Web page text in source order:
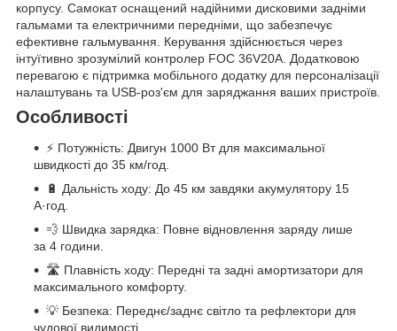
корпусу. Самокат оснащений надійними дисковими задніми
гальмами та електричними передніми, що забезпечує
ефективне гальмування. Керування здійснюється через
інтуїтивно зрозумілий контролер FOC 36V20A. Додатковою
перевагою є підтримка мобільного додатку для персоналізації
налаштувань та USB-роз'єм для заряджання ваших пристроїв.
Особливості
⚡ Потужність: Двигун 1000 Вт для максимальної
швидкості до 35 км/год.
🔋 Дальність ходу: До 45 км завдяки акумулятору 15
А·год.
💨 Швидка зарядка: Повне відновлення заряду лише
за 4 години.
🛣️ Плавність ходу: Передні та задні амортизатори для
максимального комфорту.
💡 Безпека: Переднє/заднє світло та рефлектори для
чудової видимості.